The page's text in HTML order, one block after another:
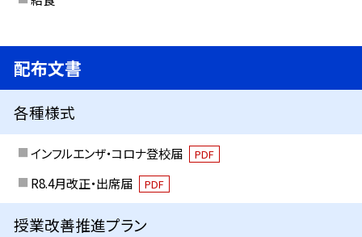
配布文書
各種様式
インフルエンザ・コロナ登校届 PDF
R8.4月改正・出席届 PDF
授業改善推進プラン